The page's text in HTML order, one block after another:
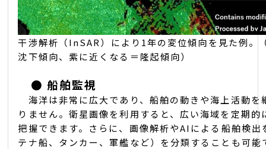
干渉解析（InSAR）により1年の変位傾向を見た例。
沈下傾向、紫に近くなる＝隆起傾向）
● 船舶監視
海洋は非常に広大であり、船舶の動きや海上活動を
りません。衛星画像を利用すると、広い海域を定期
把握できます。さらに、画像解析やAIによる船舶検
テナ船、タンカー、軍艦など）を分類することも可